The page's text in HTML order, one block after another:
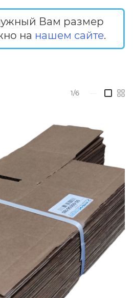
Вам размер
на нашем сайте.
1/6